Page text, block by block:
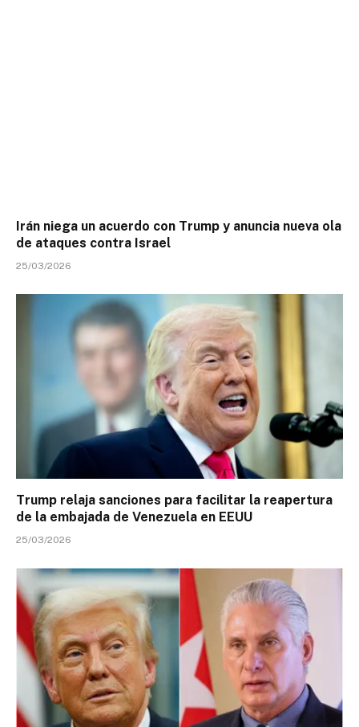
Irán niega un acuerdo con Trump y anuncia nueva ola
de ataques contra Israel
25/03/2026
Trump relaja sanciones para facilitar la reapertura
de la embajada de Venezuela en EEUU
25/03/2026